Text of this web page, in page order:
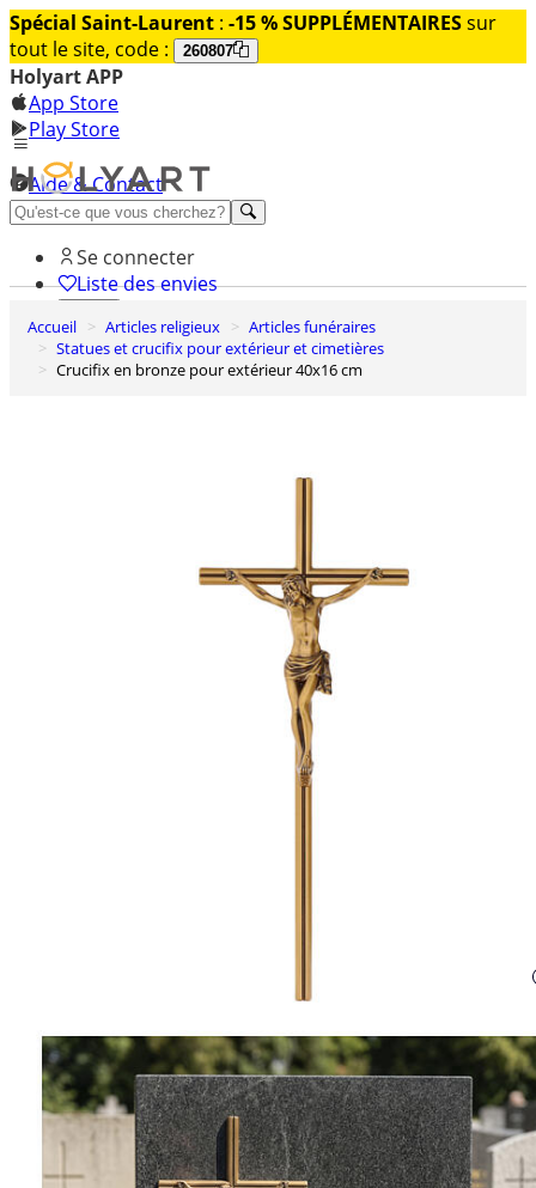
Spécial Saint-Laurent : -15 % SUPPLÉMENTAIRESsur
tout le site, code :
260807
Holyart APP
App Store
Play Store
Aide & Contact
Découvrez Premium
Se connecter
Liste des envies
0
Panier
Accueil Articles religieux
Articles funéraires
Statues et crucifix pour extérieur et cimetières
Crucifix en bronze pour extérieur 40x16 cm